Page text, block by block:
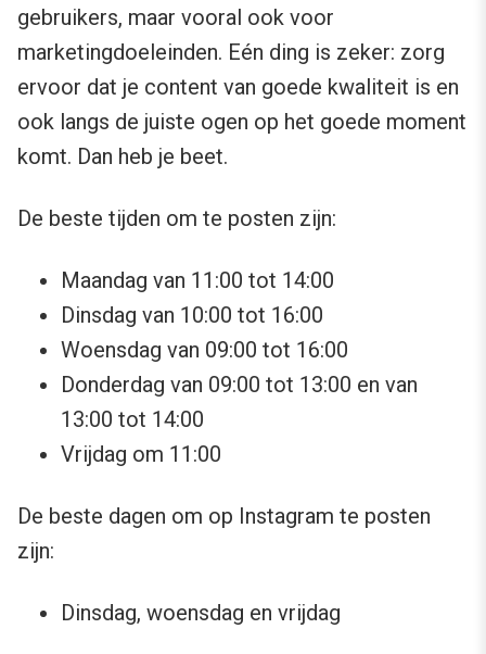
gebruikers, maar vooral ook voor
marketingdoeleinden. Eén ding is zeker: zorg
ervoor dat je content van goede kwaliteit is en
ook langs de juiste ogen op het goede moment
komt. Dan heb je beet.
De beste tijden om te posten zijn:
Maandag van 11:00 tot 14:00
Dinsdag van 10:00 tot 16:00
Woensdag van 09:00 tot 16:00
Donderdag van 09:00 tot 13:00 en van
13:00 tot 14:00
Vrijdag om 11:00
De beste dagen om op Instagram te posten
zijn:
Dinsdag, woensdag en vrijdag